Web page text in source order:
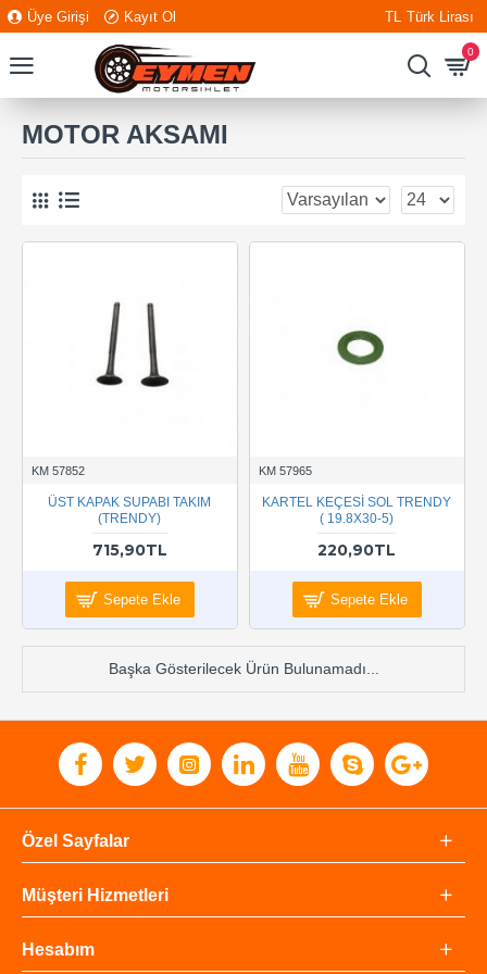
Üye Girişi Kayıt Ol TL Türk Lirası
0
MOTOR AKSAMI
KM 57852
ÜST KAPAK SUPABI TAKIM
(TRENDY)
715,90TL
Sepete Ekle
KM 57965
KARTEL KEÇESİ SOL TRENDY
( 19.8X30-5)
220,90TL
Sepete Ekle
Başka Gösterilecek Ürün Bulunamadı...
Özel Sayfalar
Müşteri Hizmetleri
Hesabım